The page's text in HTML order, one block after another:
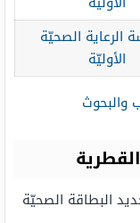
الصحيّة
الأوليّة
والبحوث
البطاقة الصحيّة